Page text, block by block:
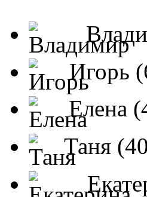
Игорь
Елена
Таня